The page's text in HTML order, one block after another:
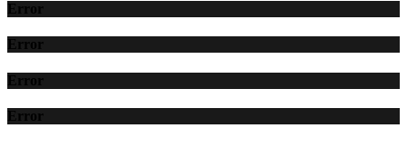
Error
Error
Error
Error